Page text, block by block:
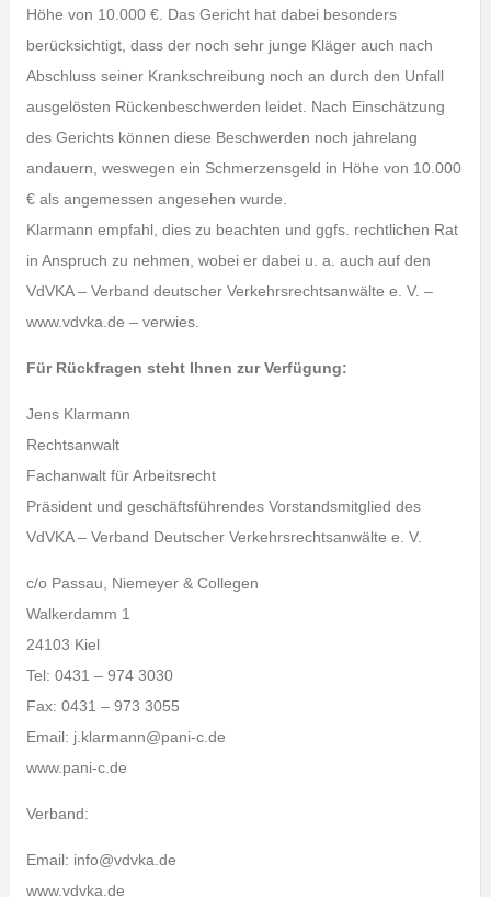
Höhe von 10.000 €. Das Gericht hat dabei besonders
berücksichtigt, dass der noch sehr junge Kläger auch nach
Abschluss seiner Krankschreibung noch an durch den Unfall
ausgelösten Rückenbeschwerden leidet. Nach Einschätzung
des Gerichts können diese Beschwerden noch jahrelang
andauern, weswegen ein Schmerzensgeld in Höhe von 10.000
€ als angemessen angesehen wurde.
Klarmann empfahl, dies zu beachten und ggfs. rechtlichen Rat
in Anspruch zu nehmen, wobei er dabei u. a. auch auf den
VdVKA – Verband deutscher Verkehrsrechtsanwälte e. V. –
www.vdvka.de – verwies.
Für Rückfragen steht Ihnen zur Verfügung:
Jens Klarmann
Rechtsanwalt
Fachanwalt für Arbeitsrecht
Präsident und geschäftsführendes Vorstandsmitglied des
VdVKA – Verband Deutscher Verkehrsrechtsanwälte e. V.
c/o Passau, Niemeyer & Collegen
Walkerdamm 1
24103 Kiel
Tel: 0431 – 974 3030
Fax: 0431 – 973 3055
Email: j.klarmann@pani-c.de
www.pani-c.de
Verband:
Email: info@vdvka.de
www.vdvka.de